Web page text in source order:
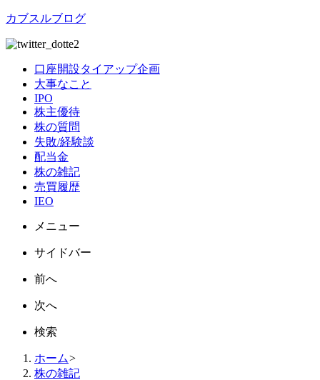
カブスルブログ
口座開設タイアップ企画
大事なこと
IPO
株主優待
株の質問
失敗/経験談
配当金
株の雑記
売買履歴
IEO
メニュー
サイドバー
前へ
次へ
検索
ホーム>
株の雑記